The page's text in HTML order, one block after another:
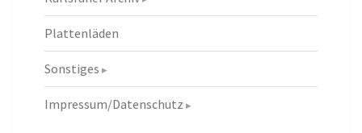
Plattenläden
Sonstiges
Impressum/Datenschutz